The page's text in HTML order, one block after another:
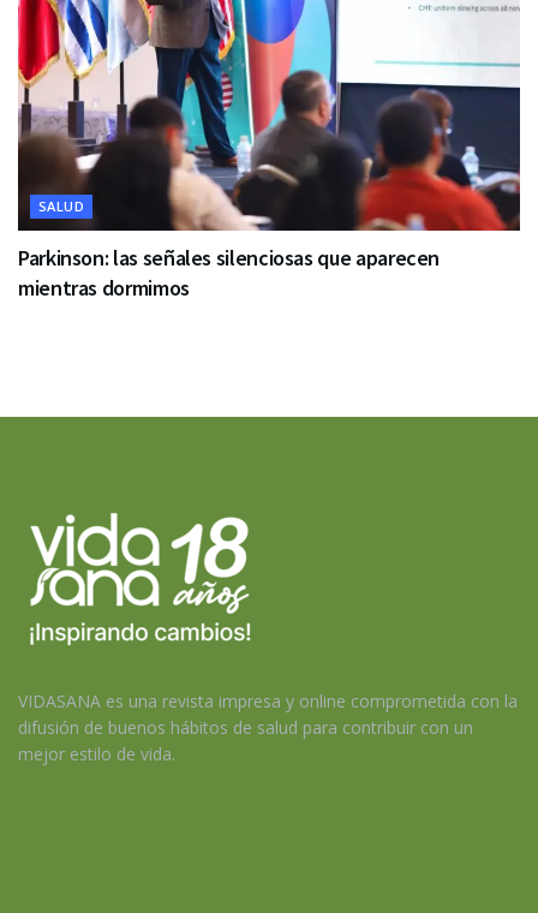
SALUD
Parkinson: las señales silenciosas que aparecen
mientras dormimos
VIDASANA es una revista impresa y online comprometida con la
difusión de buenos hábitos de salud para contribuir con un
mejor estilo de vida.